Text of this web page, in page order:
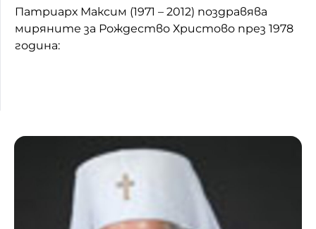
Патриарх Максим (1971 – 2012) поздравява
миряните за Рождество Христово през 1978
година: